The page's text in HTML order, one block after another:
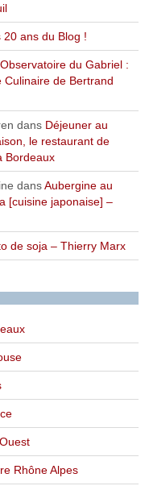
20 ans du Blog !
du Gabriel :
Culinaire de Bertrand
dans Déjeuner au
le restaurant de
Bordeaux
dansAubergine au
[cuisine japonaise] –
de soja – Thierry Marx
Rhône Alpes